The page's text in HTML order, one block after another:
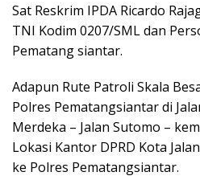
Sat Reskrim IPDA Ricardo
TNI Kodim 0207/SML dan
Pematang siantar.
Adapun Rute Patroli Skala
Polres Pematangsiantar di
Merdeka – Jalan Sutomo –
Lokasi Kantor DPRD Kota
ke Polres Pematangsiantar.